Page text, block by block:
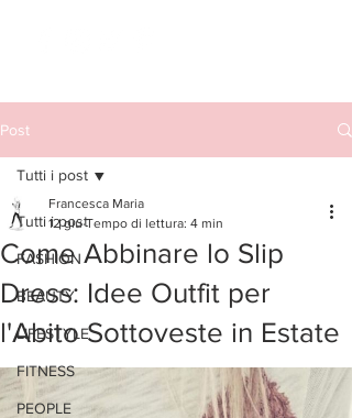
Post
Tutti i post
FASHION
BEAUTY
LIFESTYLE
FITNESS
PEOPLE
Tutti i post
Come Abbinare lo Slip
Dress: Idee Outfit per
l'Abito Sottoveste in Estate
Francesca Maria
12 giu Tempo di lettura: 4 min